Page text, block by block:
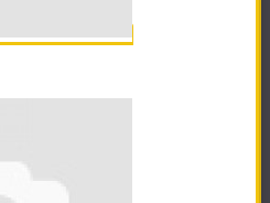
сервант, прихожую